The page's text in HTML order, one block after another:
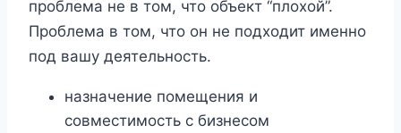
проблема не в том, что объект “плохой”.
Проблема в том, что он не подходит именно
под вашу деятельность.
назначение помещения и
совместимость с бизнесом